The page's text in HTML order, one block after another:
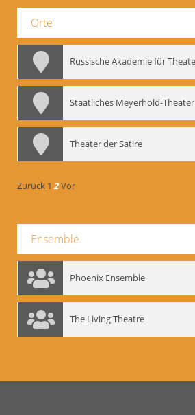
Orte
Staatliches Meyerhold-Theater
Theater der Satire
Zurück 1 2Vor
Ensemble
Phoenix Ensemble
The Living Theatre